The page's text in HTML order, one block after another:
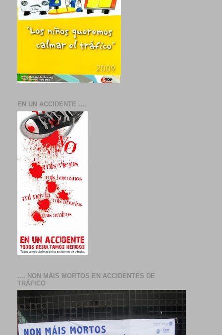
EN UN ACCIDENTE ....
.... NON MÁIS MORTOS EN ACCIDENTES DE
TRÁFICO